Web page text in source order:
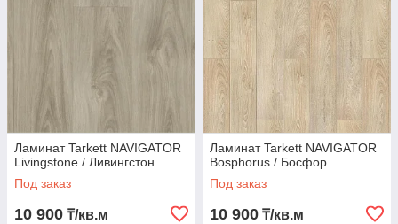
Ламинат Tarkett NAVIGATOR
Livingstone / Ливингстон
Под заказ
10 900 ₸/кв.м
Ламинат Tarkett NAVIGATOR
Bosphorus / Босфор
Под заказ
10 900 ₸/кв.м